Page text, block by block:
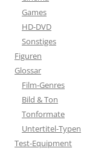
Games
HD-DVD
Sonstiges
Figuren
Glossar
Film-Genres
Bild & Ton
Tonformate
Untertitel-Typen
Test-Equipment